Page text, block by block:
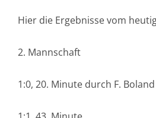
Hier die Ergebnisse vom
2. Mannschaft
1:0, 20. Minute durch F. Boland